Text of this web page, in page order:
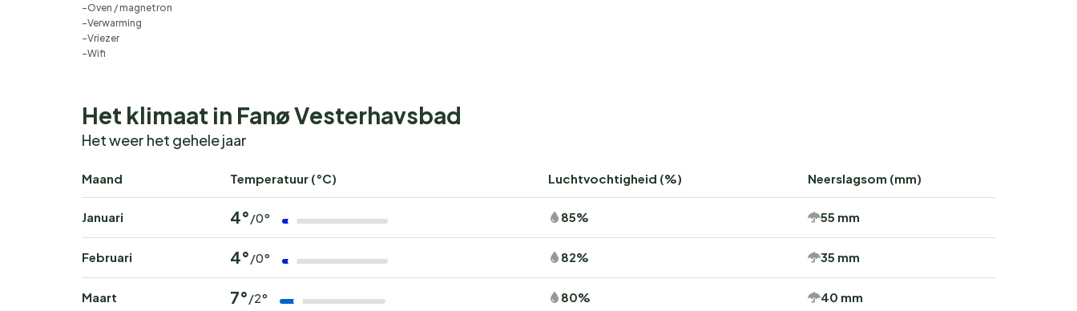
Oven / magnetron
Verwarming
Vriezer
Wifi
Het klimaat in Fanø Vesterhavsbad
Het weer het gehele jaar
Maand Temperatuur (°C) Luchtvochtigheid (%) Neerslagsom (mm)
Januari 4° /0° 85% 55 mm
Februari 4° /0° 82% 35 mm
Maart 7° /2° 80% 40 mm